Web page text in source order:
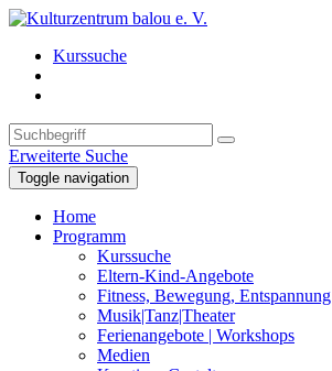
Kurssuche
Erweiterte Suche
Toggle navigation
Home
Programm
Kurssuche
Eltern-Kind-Angebote
Fitness, Bewegung, Entspannung
Musik|Tanz|Theater
Ferienangebote | Workshops
Medien